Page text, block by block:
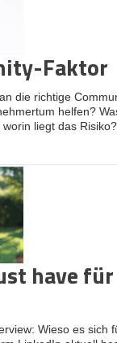
Faktor
die richtige
helfen?
liegt das Risiko?
have
Wieso es sich